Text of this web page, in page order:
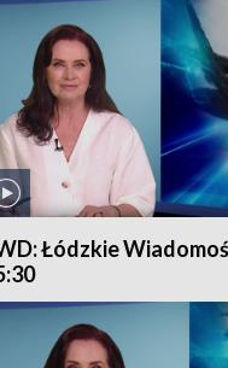
Łódzkie